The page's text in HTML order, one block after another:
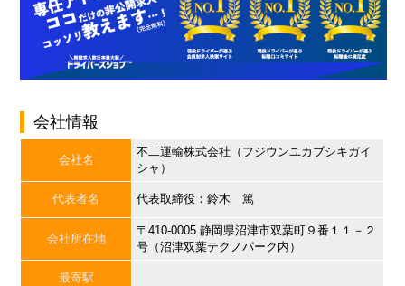
会社情報
会社名
不二運輸株式会社（フジウンユカブシキガイ
シャ）
代表者名 代表取締役：鈴木 篤
会社所在地
〒410-0005 静岡県沼津市双葉町９番１１－２
号（沼津双葉テクノパーク内）
最寄駅